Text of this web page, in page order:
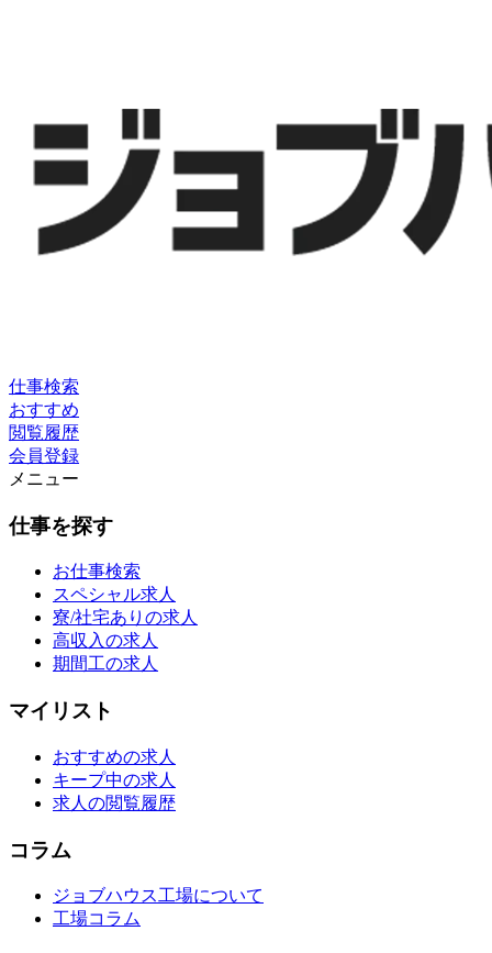
仕事検索
おすすめ
閲覧履歴
会員登録
メニュー
仕事を探す
お仕事検索
スペシャル求人
寮/社宅ありの求人
高収入の求人
期間工の求人
マイリスト
おすすめの求人
キープ中の求人
求人の閲覧履歴
コラム
ジョブハウス工場について
工場コラム